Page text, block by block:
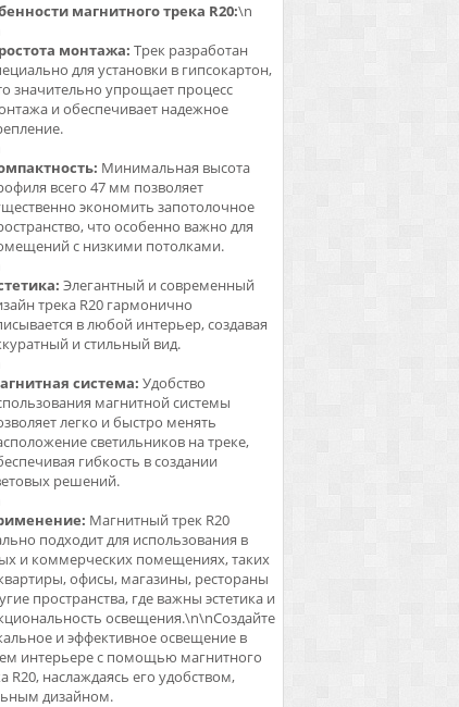
магнитного трека R20:\n
монтажа: Трек разработан
для установки в гипсокартон,
значительно упрощает процесс
и обеспечивает надежное
Минимальная высота
всего 47 мм позволяет
экономить запотолочное
что особенно важно для
с низкими потолками.
Элегантный и современный
трека R20 гармонично
в любой интерьер, создавая
и стильный вид.
система: Удобство
магнитной системы
легко и быстро менять
светильников на треке,
гибкость в создании
решений.
Магнитный трек R20
подходит для использования в
и коммерческих помещениях, таких
офисы, магазины, рестораны
пространства, где важны эстетика и
освещения.\n\nСоздайте
и эффективное освещение в
интерьере с помощью магнитного
R20, наслаждаясь его удобством,
дизайном.